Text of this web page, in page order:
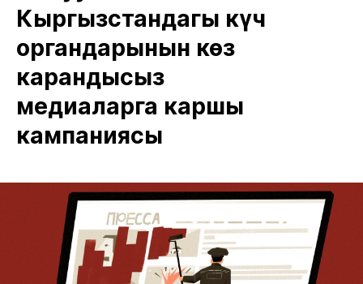
Кыргызстандагы күч
органдарынын көз
карандысыз
медиаларга каршы
кампаниясы